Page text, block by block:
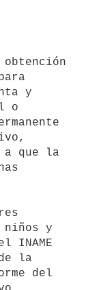
y
o
a que la
niños y
INAME
la
del